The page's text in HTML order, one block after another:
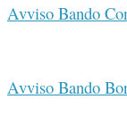
Avviso Bando
Avviso Bando